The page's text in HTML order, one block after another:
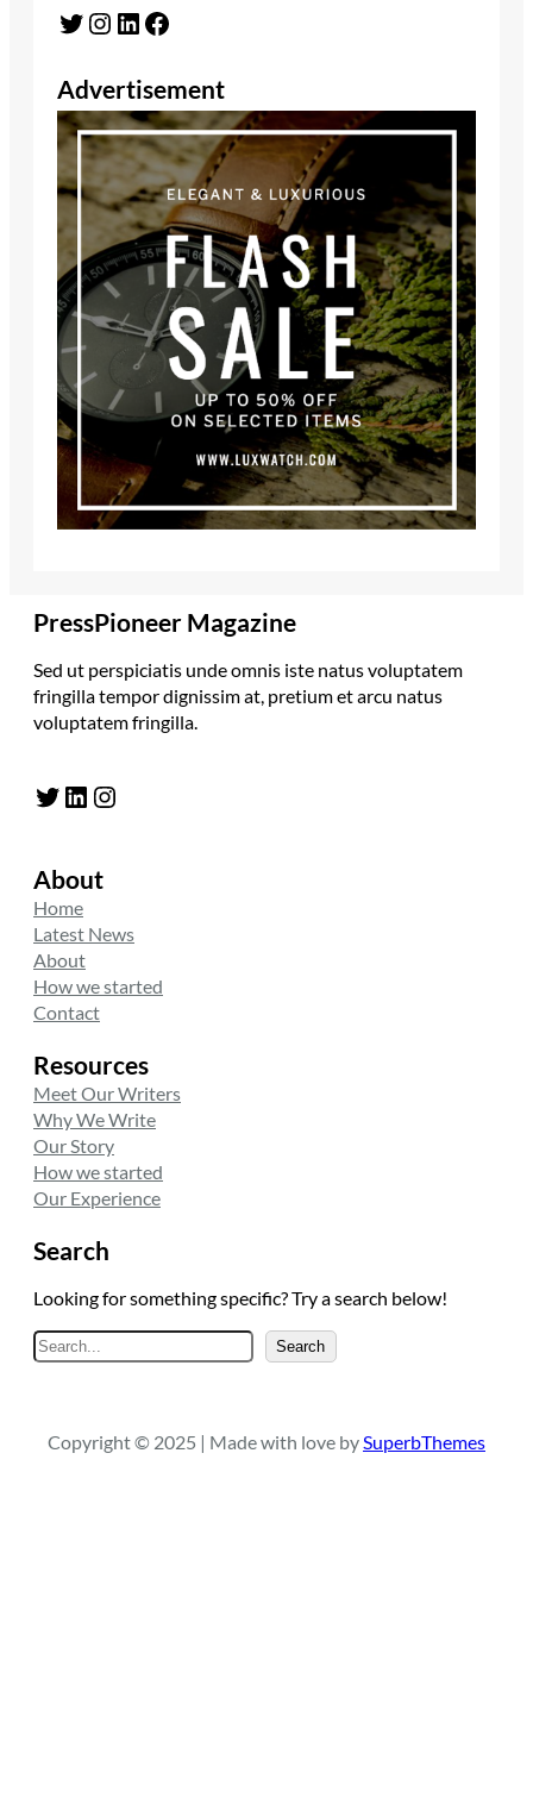
Twitter Instagram LinkedIn Facebook
Advertisement
PressPioneer Magazine
Sed ut perspiciatis unde omnis iste natus voluptatem
fringilla tempor dignissim at, pretium et arcu natus
voluptatem fringilla.
Twitter LinkedIn Instagram
About
Home
Latest News
About
How we started
Contact
Resources
Meet Our Writers
Why We Write
Our Story
How we started
Our Experience
Search
Looking for something specific? Try a search below!
A
r
Search
Copyright © 2025 | Made with love bySuperbThemes